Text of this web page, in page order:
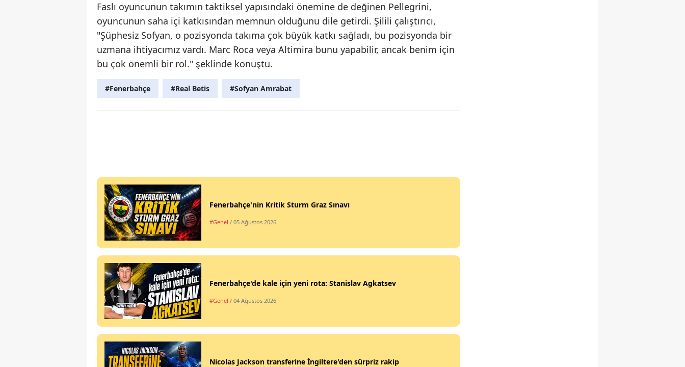
Faslı oyuncunun takımın taktiksel yapısındaki önemine de değinen Pellegrini,
oyuncunun saha içi katkısından memnun olduğunu dile getirdi. Şilili çalıştırıcı,
"Şüphesiz Sofyan, o pozisyonda takıma çok büyük katkı sağladı, bu pozisyonda bir
uzmana ihtiyacımız vardı. Marc Roca veya Altimira bunu yapabilir, ancak benim için
bu çok önemli bir rol." şeklinde konuştu.
#Fenerbahçe #Real Betis #Sofyan Amrabat
Fenerbahçe'nin Kritik Sturm Graz Sınavı
#Genel / 05 Ağustos 2026
Fenerbahçe'de kale için yeni rota: Stanislav Agkatsev
#Genel / 04 Ağustos 2026
Nicolas Jackson transferine İngiltere'den sürpriz rakip